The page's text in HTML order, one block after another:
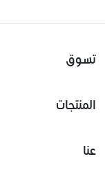
تسوق
المنتجات
عنا